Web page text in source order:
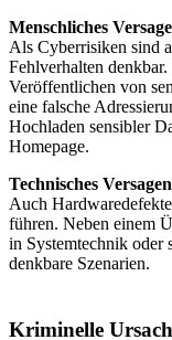
Menschliches
Als Cyberrisiken sind
Fehlverhalten
Veröffentlichen von
eine falsche
Hochladen sensibler
Homepage.
Technisches Versagen
Auch
führen. Neben einem
in Systemtechnik oder
denkbare Szenarien.
Kriminelle